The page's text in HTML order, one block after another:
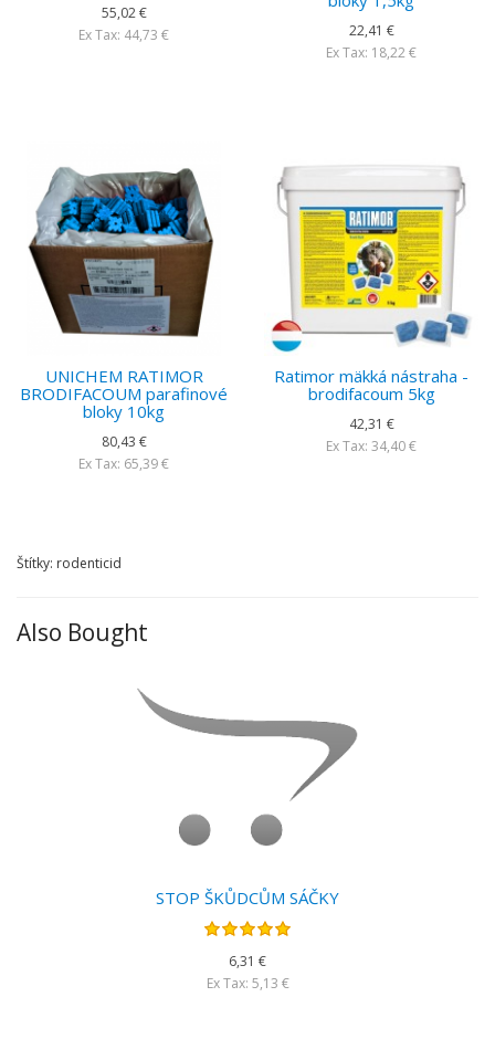
55,02 €
Ex Tax: 44,73 €
22,41 €
Ex Tax: 18,22 €
UNICHEM RATIMOR
BRODIFACOUM parafinové
bloky 10kg
80,43 €
Ex Tax: 65,39 €
Ratimor mäkká nástraha -
brodifacoum 5kg
42,31 €
Ex Tax: 34,40 €
Štítky: rodenticid
Also Bought
STOP ŠKŮDCŮM SÁČKY
6,31 €
Ex Tax: 5,13 €